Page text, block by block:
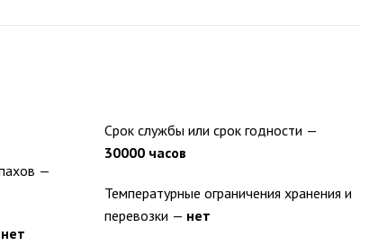
Наличие аллергенов и резких запахов —
нет
Срок службы или срок годности —
30000 часов
Температурные ограничения хранения и
перевозки — нет